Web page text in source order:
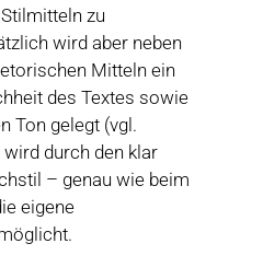
zu
wird aber neben
Mitteln ein
des Textes sowie
Ton gelegt (vgl.
durch den klar
– genau wie beim
eigene